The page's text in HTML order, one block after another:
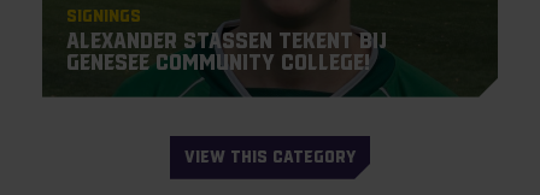
Signings
Alexander Stassen tekent bij
Genesee Community College!
VIEW THIS CATEGORY